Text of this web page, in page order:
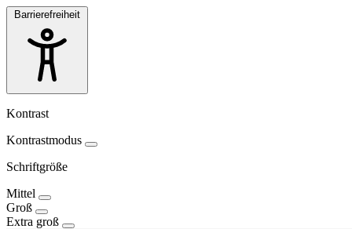
Barrierefreiheit
Kontrast
Kontrastmodus
Schriftgröße
Mittel
Groß
Extra groß